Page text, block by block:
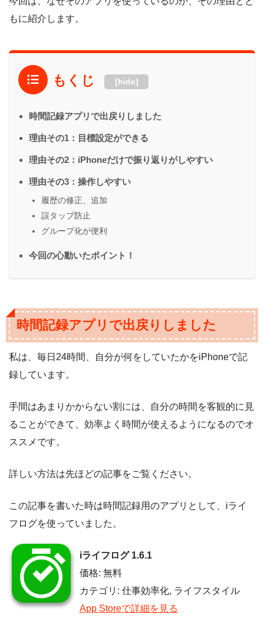
もに紹介します。
もくじ [hide]
時間記録アプリで出戻りしました
理由その1：目標設定ができる
理由その2：iPhoneだけで振り返りがしやすい
理由その3：操作しやすい
履歴の修正、追加
誤タップ防止
グループ化が便利
今回の心動いたポイント！
時間記録アプリで出戻りしました
私は、毎日24時間、自分が何をしていたかをiPhoneで記
録しています。
手間はあまりかからない割には、自分の時間を客観的に見
ることができて、効率よく時間が使えるようになるのでオ
ススメです。
詳しい方法は先ほどの記事をご覧ください。
この記事を書いた時は時間記録用のアプリとして、iライ
フログを使っていました。
iライフログ 1.6.1
価格: 無料
カテゴリ: 仕事効率化, ライフスタイル
App Storeで詳細を見る